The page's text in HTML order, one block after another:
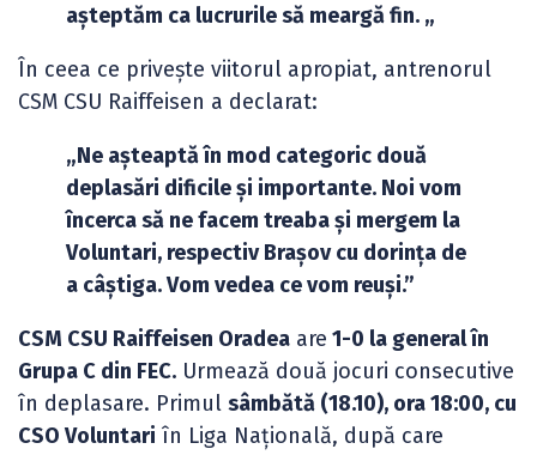
așteptăm ca lucrurile să meargă fin. „
În ceea ce privește viitorul apropiat, antrenorul
CSM CSU Raiffeisen a declarat:
„Ne așteaptă în mod categoric două
deplasări dificile și importante. Noi vom
încerca să ne facem treaba și mergem la
Voluntari, respectiv Brașov cu dorința de
a câștiga. Vom vedea ce vom reuși.”
CSM CSU Raiffeisen Oradea are 1-0 la general în
Grupa C din FEC. Urmează două jocuri consecutive
în deplasare. Primul sâmbătă (18.10), ora 18:00, cu
CSO Voluntari în Liga Națională, după care